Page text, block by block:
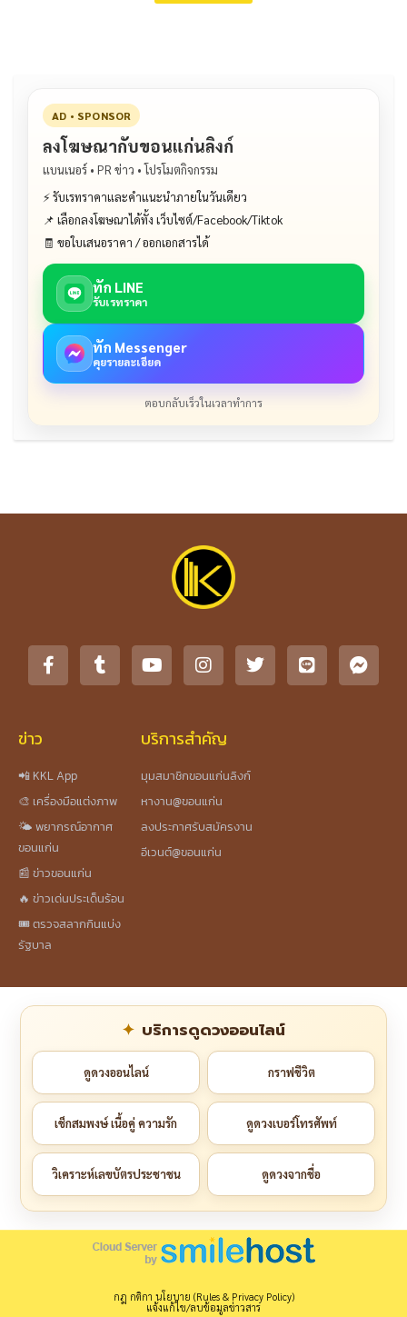
AD • SPONSOR
ลงโฆษณากับขอนแก่นลิงก์
แบนเนอร์ • PR ข่าว • โปรโมตกิจกรรม
⚡ รับเรทราคาและคำแนะนำภายในวันเดียว
📌 เลือกลงโฆษณาได้ทั้ง เว็บไซต์/Facebook/Tiktok
🧾 ขอใบเสนอราคา / ออกเอกสารได้
ทัก LINE
รับเรทราคา
ทัก Messenger
คุยรายละเอียด
ตอบกลับเร็วในเวลาทำการ
ข่าว
📲 KKL App
🎨 เครื่องมือแต่งภาพ
🌤️ พยากรณ์อากาศ
ขอนแก่น
📰 ข่าวขอนแก่น
🔥 ข่าวเด่นประเด็นร้อน
🎟️ ตรวจสลากกินแบ่ง
รัฐบาล
บริการสำคัญ
มุมสมาชิกขอนแก่นลิงก์
หางาน@ขอนแก่น
ลงประกาศรับสมัครงาน
อีเวนต์@ขอนแก่น
บริการดูดวงออนไลน์
ดูดวงออนไลน์ กราฟชีวิต
เช็กสมพงษ์ เนื้อคู่ ความรัก ดูดวงเบอร์โทรศัพท์
วิเคราะห์เลขบัตรประชาชน ดูดวงจากชื่อ
กฎ กติกา นโยบาย (Rules & Privacy Policy)
แจ้งแก้ไข/ลบข้อมูลข่าวสาร